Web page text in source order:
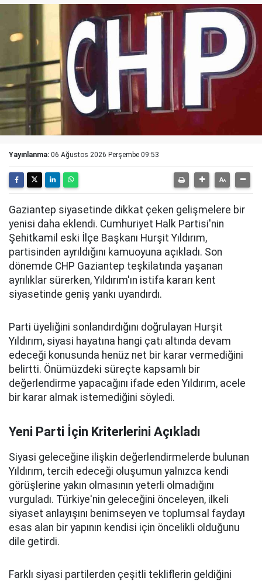
Yayınlanma: 06 Ağustos 2026 Perşembe 09:53
Gaziantep siyasetinde dikkat çeken gelişmelere bir
yenisi daha eklendi. Cumhuriyet Halk Partisi'nin
Şehitkamil eski İlçe Başkanı Hurşit Yıldırım,
partisinden ayrıldığını kamuoyuna açıkladı. Son
dönemde CHP Gaziantep teşkilatında yaşanan
ayrılıklar sürerken, Yıldırım'ın istifa kararı kent
siyasetinde geniş yankı uyandırdı.
Parti üyeliğini sonlandırdığını doğrulayan Hurşit
Yıldırım, siyasi hayatına hangi çatı altında devam
edeceği konusunda henüz net bir karar vermediğini
belirtti. Önümüzdeki süreçte kapsamlı bir
değerlendirme yapacağını ifade eden Yıldırım, acele
bir karar almak istemediğini söyledi.
Yeni Parti İçin Kriterlerini Açıkladı
Siyasi geleceğine ilişkin değerlendirmelerde bulunan
Yıldırım, tercih edeceği oluşumun yalnızca kendi
görüşlerine yakın olmasının yeterli olmadığını
vurguladı. Türkiye'nin geleceğini önceleyen, ilkeli
siyaset anlayışını benimseyen ve toplumsal faydayı
esas alan bir yapının kendisi için öncelikli olduğunu
dile getirdi.
Farklı siyasi partilerden çeşitli tekliflerin geldiğini